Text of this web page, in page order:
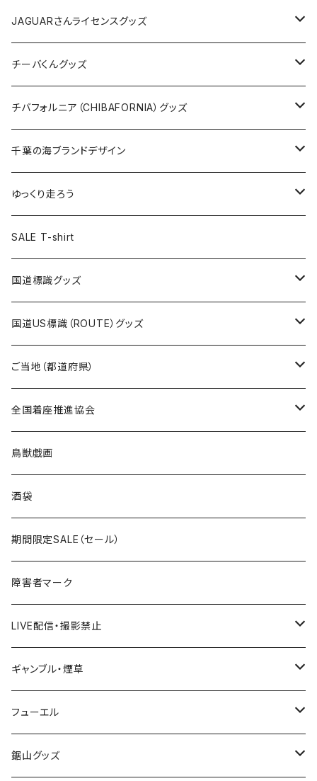
ホテルキーホルダー
ホテルキーホルダー
クリアファイル
Tシャツ
キャップ
トートバッグ
ランチバッグ
エコバッグ
バッグ
ステッカー
缶バッジ
キーホルダー
クリアファイル
キャップ
バッグ
ステッカー
缶バッジ
キーホルダー
クリアファイル
ステッカー
ステッカー
ステッカー大
缶バッジ
缶バッジ32mm
缶バッジ54mm
エコバッグ
JAGUARさんコラボグッズ
Tシャツ
ステッカー
サコッシュ
ホテルキーホルダー
モーテルキーホルダー
トートバッグ
JAGUARさんライセンスグッズ
Tシャツ
ステッカー
缶バッジ
クリアファイル
マスク
エコバッグ
千葉ロッテマリーンズコラボ
チーバくんグッズ
Tシャツ
キャップ
エコバッグ
ステッカー
モーテルキーホルダー
ホテルキーホルダー
トートバッグ
チバフォルニア（CHIBAFORNIA）グッズ
Tシャツ
キャップ
ステッカー
ホテルキーホルダー
千葉の海ブランドデザイン
Tシャツ
キャップ
ステッカー
ゆっくり走ろう
Tシャツ
ステッカー
ホテルキーホルダー
SALE T-shirt
国道標識グッズ
ステッカー
国道0～99号線
国道100～199号線
国道600～699号線
国道700～799号線
Tシャツ
キャップ
国道US標識（ROUTE）グッズ
ステッカー
ROUTE 0～99号線
ROUTE100～199号線
ROUTE600～699号線
ROUTE700～799号線
Tシャツ
ROUTE 0～99号線
ROUTE 100～199号線
ROUTE 600～699号線
ROUTE 700～799号線
キャップ
ROUTE 0～99号線
ROUTE 100～199号線
ROUTE 600～699号線
ROUTE 700～799号線
ご当地（都道府県）
北海道
青森県
岩手県
宮城県
秋田県
Tシャツ
ステッカー
山形県
福島県
茨城県
栃木県
全国着座推進協会
ステッカー
鳥獣戯画
酒袋
期間限定SALE（セール）
障害者マーク
LIVE配信・撮影禁止
LIVE配信禁止
撮影禁止
ギャンブル・煙草
ホテルキーホルダー
たばこ・禁煙ステッカー
フューエル
ステッカー
鋸山グッズ